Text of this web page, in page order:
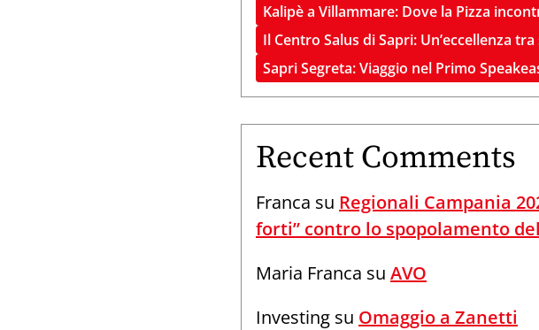
Kalipè a Villammare: Dove la Pizza
Il Centro Salus di Sapri: Un’eccellenza
Sapri Segreta: Viaggio nel Primo
Recent Comments
Franca su Regionali Campania
forti” contro lo spopolamento
Maria Franca su AVO
Investing su Omaggio a Zanetti